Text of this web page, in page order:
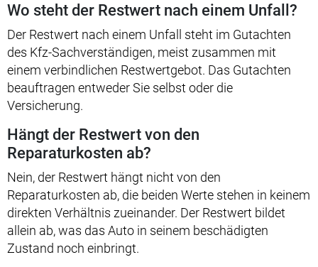
Wo steht der Restwert nach einem Unfall?
Der Restwert nach einem Unfall steht im Gutachten
des Kfz-Sachverständigen, meist zusammen mit
einem verbindlichen Restwertgebot. Das Gutachten
beauftragen entweder Sie selbst oder die
Versicherung.
Hängt der Restwert von den
Reparaturkosten ab?
Nein, der Restwert hängt nicht von den
Reparaturkosten ab, die beiden Werte stehen in keinem
direkten Verhältnis zueinander. Der Restwert bildet
allein ab, was das Auto in seinem beschädigten
Zustand noch einbringt.